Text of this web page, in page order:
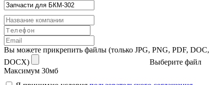
Вы можете прикрепить файлы (только JPG, PNG, PDF, DOC,
DOCX)
Выберите файл
Максимум 30мб